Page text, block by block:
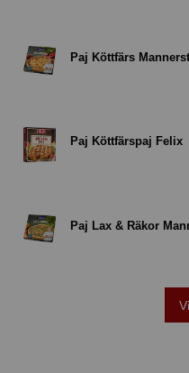
Paj Köttfärs
Paj Köttfärspaj Felix
Paj Lax & Räkor